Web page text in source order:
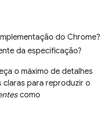
do Chrome?
da especificação?
o máximo de detalhes
claras para reproduzir o
como